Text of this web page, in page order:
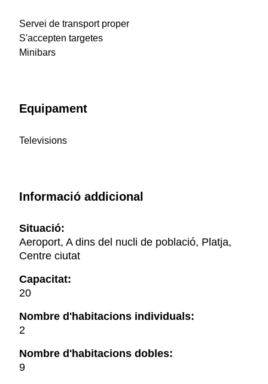
Servei de transport proper
S'accepten targetes
Minibars
Equipament
Televisions
Informació addicional
Situació:
Aeroport, A dins del nucli de població, Platja,
Centre ciutat
Capacitat:
20
Nombre d'habitacions individuals:
2
Nombre d'habitacions dobles:
9